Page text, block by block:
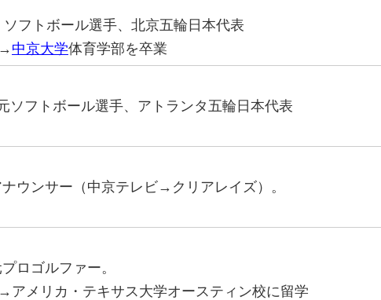
フトボール選手、北京五輪日本代表
中京大学体育学部を卒業
ソフトボール選手、アトランタ五輪日本代表
ウンサー（中京テレビ→クリアレイズ）。
ロゴルファー。
アメリカ・テキサス大学オースティン校に留学